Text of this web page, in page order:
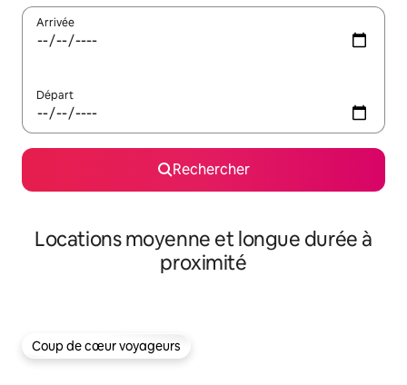
Arrivée
Départ
Rechercher
Locations moyenne et longue durée à
proximité
Coup de cœur voyageurs
Coup de cœur voyageurs